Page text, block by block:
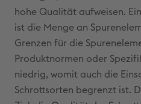
hohe Qualität aufweisen.
ist die Menge an
Grenzen für die
Produktnormen oder
niedrig, womit auch die
Schrottsorten begrenzt ist.